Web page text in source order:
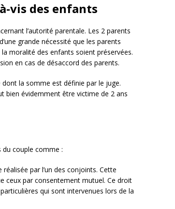
vis des enfants
l’autorité parentale. Les 2 parents
grande nécessité que les parents
moralité des enfants soient préservées.
en cas de désaccord des parents.
la somme est définie par le juge.
bien évidemment être victime de 2 ans
couple comme :
par l’un des conjoints. Cette
ceux par consentement mutuel. Ce droit
qui sont intervenues lors de la